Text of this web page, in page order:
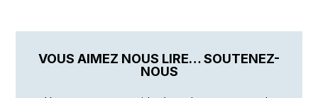
VOUS AIMEZ NOUS LIRE… SOUTENEZ-
NOUS